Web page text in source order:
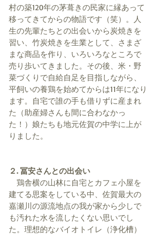
村の築120年の茅葺きの民家に縁あって
移ってきてからの物語です（笑）。人
生の先輩たちとの出会いから炭焼きを
習い、竹炭焼きを生業として、さまざ
まな商品を作り、いろいろなところで
売り歩いてきました。その後、米・野
菜づくりで自給自足を目指しながら、
平飼いの養鶏を始めてからは11年になり
ます。自宅で誰の手も借りずに産まれ
た（助産婦さんも間に合わなかっ
た！）娘たちも地元佐賀の中学に上が
りました。
２. 冨安さんとの出会い
鶏舎横の山林に自宅とカフェ小屋を
建てる思案をしている中、佐賀最大の
嘉瀬川の源流地点の我が家から少しで
も汚れた水を流したくない思いでし
た。理想的なバイオトイレ（浄化槽）